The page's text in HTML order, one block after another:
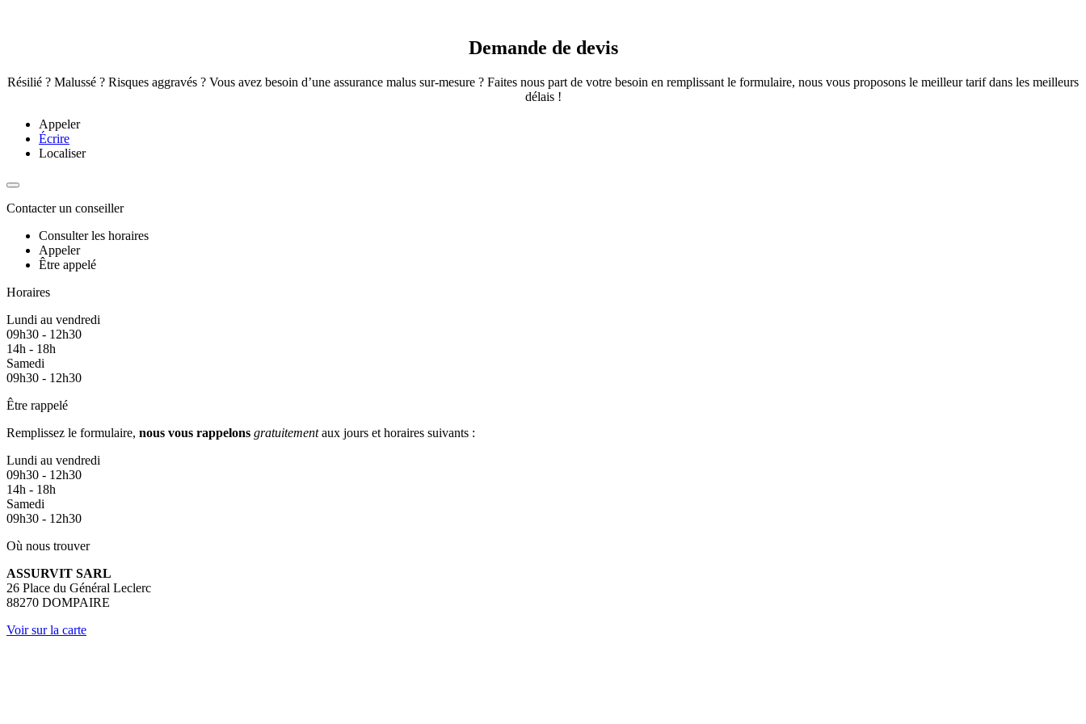
Demande de devis
Résilié ? Malussé ? Risques aggravés ? Vous avez besoin d’une assurance malus sur-mesure ? Faites nous part de votre besoin en remplissant le formulaire, nous vous proposons le meilleur tarif dans les meilleurs
délais !
Appeler
Écrire
Localiser
Contacter un conseiller
Consulter les horaires
Appeler
Être appelé
Horaires
Lundi au vendredi
09h30 - 12h30
14h - 18h
Samedi
09h30 - 12h30
Être rappelé
Remplissez le formulaire, nous vous rappelons gratuitementaux jours et horaires suivants :
Lundi au vendredi
09h30 - 12h30
14h - 18h
Samedi
09h30 - 12h30
Où nous trouver
ASSURVIT SARL
26 Place du Général Leclerc
88270 DOMPAIRE
Voir sur la carte